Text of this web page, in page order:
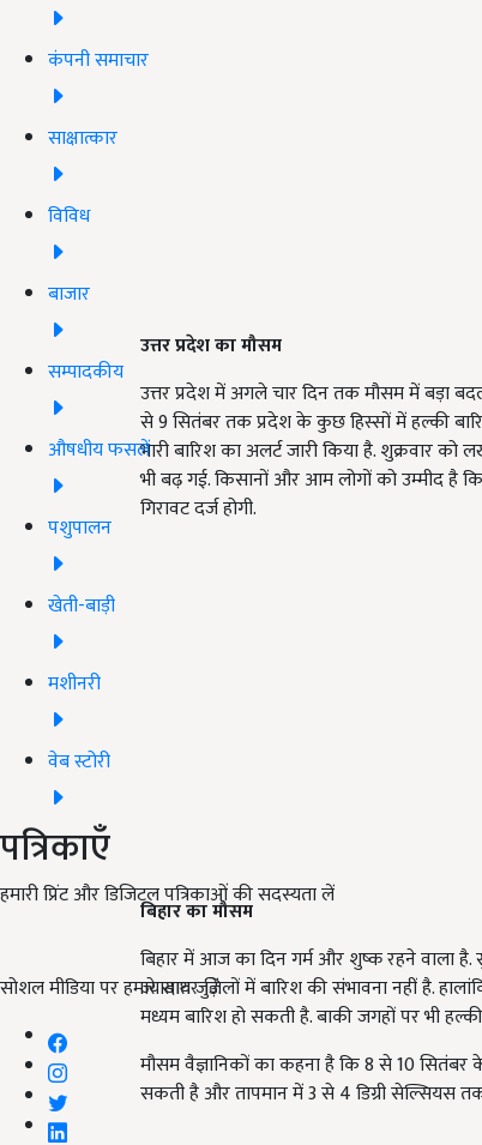
कंपनी समाचार
साक्षात्कार
विविध
बाजार
सम्पादकीय
औषधीय फसलें
पशुपालन
खेती-बाड़ी
मशीनरी
वेब स्टोरी
पत्रिकाएँ
हमारी प्रिंट और डिजिटल पत्रिकाओं की सदस्यता लें
सोशल मीडिया पर हमारे साथ जुड़ें:
उत्तर प्रदेश का मौसम
उत्तर प्रदेश में अगले चार दिन तक मौसम में बड़ा
से 9 सितंबर तक प्रदेश के कुछ हिस्सों में हल्की
भारी बारिश का अलर्ट जारी किया है.
भी बढ़ गई. किसानों और आम लोगों को उम्मीद है
गिरावट दर्ज होगी.
बिहार का मौसम
बिहार में आज का दिन गर्म और शुष्क रहने वाला
ज्यादातर जिलों में बारिश की संभावना नहीं है.
मध्यम बारिश हो सकती है. बाकी जगहों पर भी
मौसम वैज्ञानिकों का कहना है कि 8 से 10 सितंबर
सकती है और तापमान में 3 से 4 डिग्री सेल्सियस